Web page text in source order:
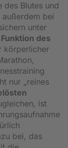
Blutes und
bei
unter
des
körperlicher
nur „reines
ist
bei, das